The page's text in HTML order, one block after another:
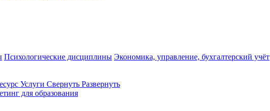
Психологические дисциплины Экономика, управление, бухгалтерский учёт
Услуги Свернуть Развернуть
для образования